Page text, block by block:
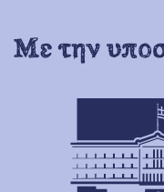
Με την